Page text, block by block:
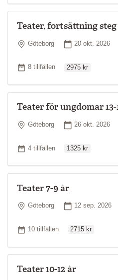
Teater, fortsättning steg
Plats
Göteborg Startdatum
20 okt. 2026
Antal tillfällen
8 tillfällen 2975 kr
Teater för ungdomar
Plats
Göteborg Startdatum
26 okt. 2026
Antal tillfällen
4 tillfällen 1325 kr
Teater 7-9 år
Plats
Göteborg Startdatum
12 sep. 2026
Antal tillfällen
10 tillfällen 2715 kr
Teater 10-12 år